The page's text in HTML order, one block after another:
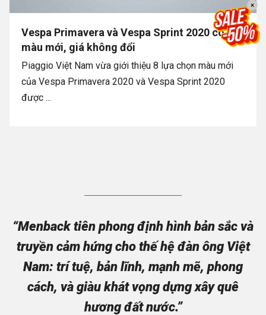
Vespa Primavera và Vespa Sprint 2020 có 8
màu mới, giá không đổi
Piaggio Việt Nam vừa giới thiệu 8 lựa chọn màu mới
của Vespa Primavera 2020 và Vespa Sprint 2020
được ...
“Menback tiên phong định hình bản sắc và
truyền cảm hứng cho thế hệ đàn ông Việt
Nam: trí tuệ, bản lĩnh, mạnh mẽ, phong
cách, và giàu khát vọng dựng xây quê
hương đất nước.”
×